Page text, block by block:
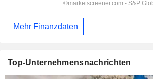
Mehr Finanzdaten
Top-Unternehmensnachrichten